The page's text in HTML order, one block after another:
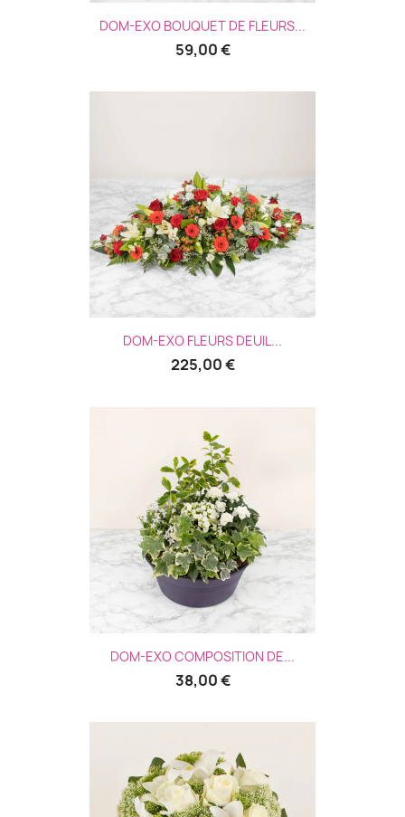
DOM-EXO BOUQUET DE FLEURS...
59,00 €
DOM-EXO FLEURS DEUIL...
225,00 €
DOM-EXO COMPOSITION DE...
38,00 €